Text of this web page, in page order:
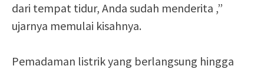
dari tempat tidur, Anda sudah menderita ,”
ujarnya memulai kisahnya.
Pemadaman listrik yang berlangsung hingga